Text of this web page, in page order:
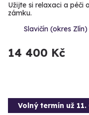
Užijte si relaxaci a péči
zámku.
Slavičín (okres
14 400 Kč
Volný termín už 11.